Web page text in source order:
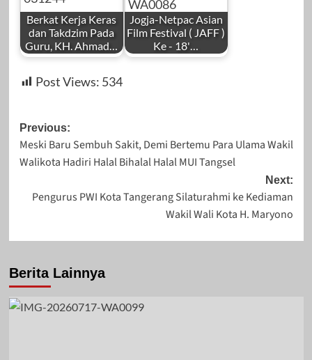
Januari 22, 2025
Berkat Kerja Keras
dan Takdzim Pada
Guru, KH. Ahmad…
by
Redaksi
Jogja-Netpac Asian
Film Festival ( JAFF )
Ke - 18'…
by
2023
Post Views: 534
Post
navigation
Previous:
Meski Baru Sembuh Sakit, Demi Bertemu Para Ulama Wakil
Walikota Hadiri Halal Bihalal Halal MUI Tangsel
Next:
Pengurus PWI Kota Tangerang Silaturahmi ke Kediaman
Wakil Wali Kota H. Maryono
Berita Lainnya